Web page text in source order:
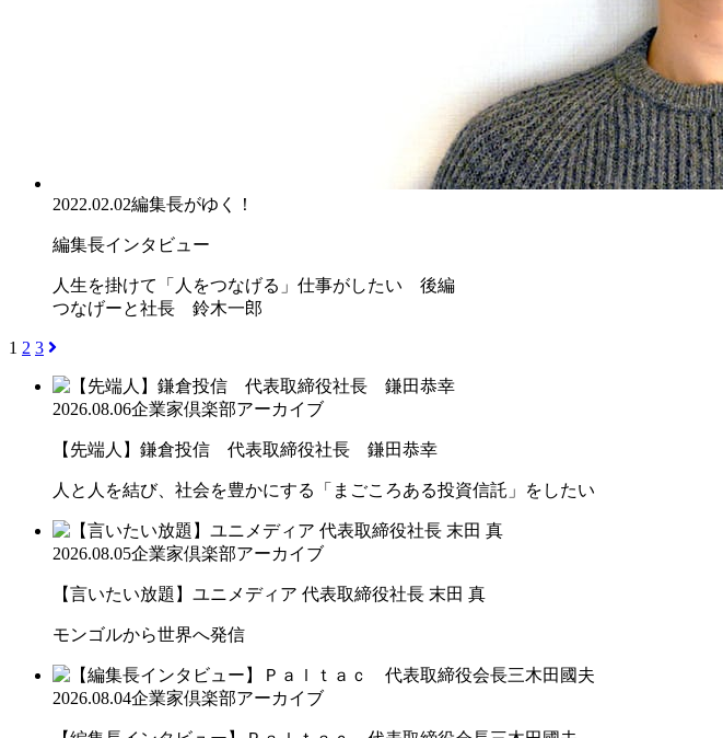
2022.02.02編集長がゆく！
編集長インタビュー
人生を掛けて「人をつなげる」仕事がしたい 後編
つなげーと社長 鈴木一郎
1 2 3
2026.08.06企業家倶楽部アーカイブ
【先端人】鎌倉投信 代表取締役社長 鎌田恭幸
人と人を結び、社会を豊かにする「まごころある投資信託」をしたい
2026.08.05企業家倶楽部アーカイブ
【言いたい放題】ユニメディア 代表取締役社長 末田 真
モンゴルから世界へ発信
2026.08.04企業家倶楽部アーカイブ